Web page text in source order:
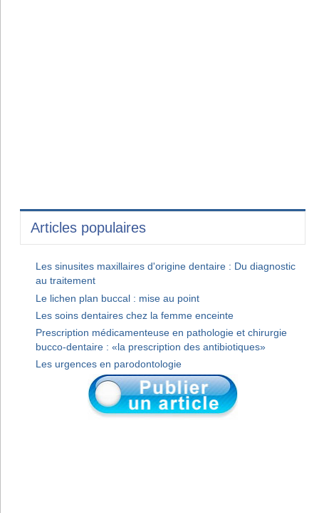
Articles populaires
Les sinusites maxillaires d'origine dentaire : Du diagnostic
au traitement
Le lichen plan buccal : mise au point
Les soins dentaires chez la femme enceinte
Prescription médicamenteuse en pathologie et chirurgie
bucco-dentaire : «la prescription des antibiotiques»
Les urgences en parodontologie